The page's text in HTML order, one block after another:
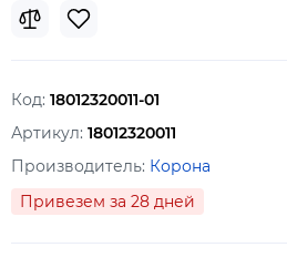
Код: 18012320011-01
Артикул: 18012320011
Производитель: Корона
Привезем за 28 дней